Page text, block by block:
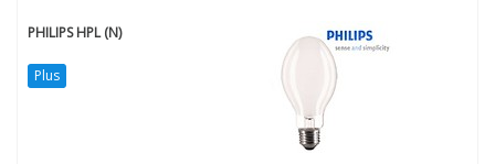
PHILIPS HPL (N)
Plus